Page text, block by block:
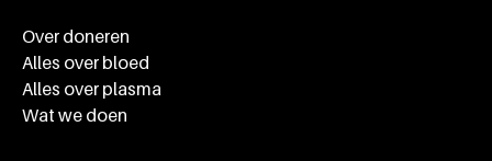
Over doneren
Alles over bloed
Alles over plasma
Wat we doen